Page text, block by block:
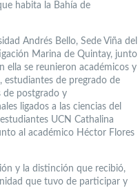
habita la Bahía de
Andrés Bello, Sede Viña del
Marina de Quintay, junto
ella se reunieron académicos y
estudiantes de pregrado de
de postgrado y
ligados a las ciencias del
UCN Cathalina
al académico Héctor Flores
y la distinción que recibió,
que tuvo de participar y